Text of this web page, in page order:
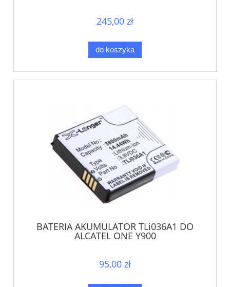
245,00 zł
do koszyka
BATERIA AKUMULATOR TLi036A1 DO
ALCATEL ONE Y900
95,00 zł